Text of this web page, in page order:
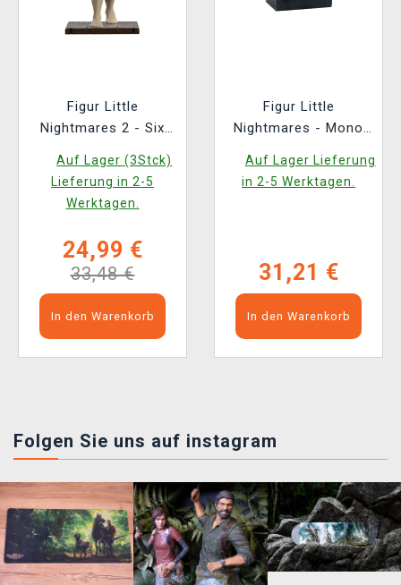
Figur Little
Nightmares 2 - Six
Nightmares 2 6)
Auf Lager (3Stck)
Lieferung in 2-5
Werktagen.
24,99 €
33,48 €
In den Warenkorb
Figur Little
Nightmares - Mono
Auf Lager Lieferung
in 2-5 Werktagen.
31,21 €
In den Warenkorb
Folgen Sie uns auf instagram